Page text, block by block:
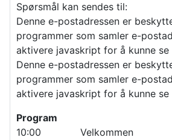
Spørsmål kan sendes til:
Denne e-postadressen er
programmer som samler e-
aktivere javaskript for å kunne se
Denne e-postadressen er
programmer som samler e-
aktivere javaskript for å kunne se
Program
10:00 Velkommen